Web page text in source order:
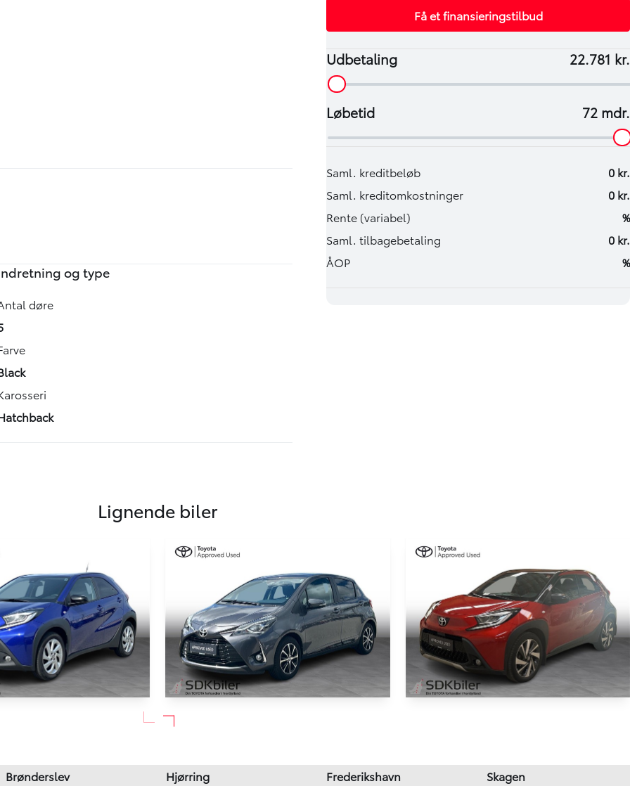
et afbalanceret miljømæssigt aftryk.
op på 158 km/t, hvilket er velegnet til både by- og
– vi ser frem til at hjælpe dig med at finde dit
og type
døre
Lignende biler
Toyota Yaris
60.000 km
2019
Brønderslev Hjørring Frederikshavn Skagen